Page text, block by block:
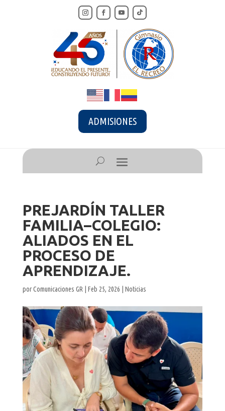
ADMISIONES
PREJARDÍN TALLER
FAMILIA–COLEGIO:
ALIADOS EN EL
PROCESO DE
APRENDIZAJE.
porComunicaciones GR| Feb 25, 2026 Noticias